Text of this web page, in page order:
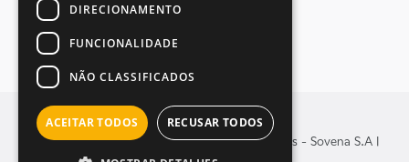
© Copyright 2026 . Todos os direitos reservados - Sovena S.A |
DIRECIONAMENTO
FUNCIONALIDADE
NÃO CLASSIFICADOS
ACEITAR TODOS RECUSAR TODOS